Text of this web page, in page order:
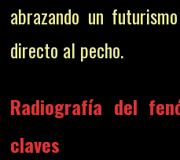
abrazando un
directo al pecho.
Radiografía del
claves